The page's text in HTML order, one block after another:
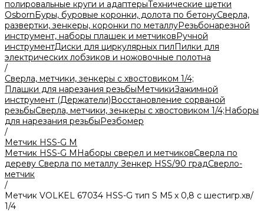
полировальные круги и адаптерыТехнические щетки
OsbornБуры, буровые коронки, долота по бетонуСверла,
развертки, зенкеры, коронки по металлуРезьбонарезной
инструмент, наборы плашек и метчиковРучной
инструментДиски для циркулярных пилПилки для
электрических лобзиков и ножовочные полотна
/
Сверла, метчики, зенкеры с хвостовиком 1/4;
Плашки для нарезания резьбыМетчикиЗажимной
инструмент (Держатели)Восстановление сорваной
резьбыСверла, метчики, зенкеры с хвостовиком 1/4;Наборы
для нарезания резьбыРезбомер
/
Метчик HSS-G М
Метчик HSS-G МНаборы сверел и метчиковСверла по
дереву Сверла по металлу Зенкер HSS/90 градСверло-
метчик
/
Метчик VOLKEL 67034 HSS-G тип S М5 х 0,8 с шестигр.хв/
1/4